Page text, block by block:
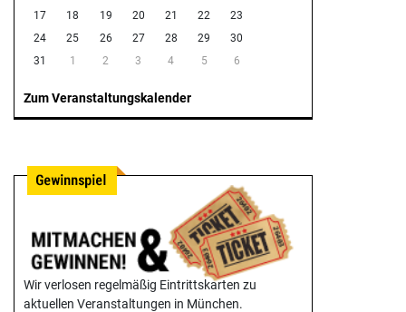
17
18 19 20 21 22
23
24
25 26 27 28 29
30
31
1 2 3 4 5 6
Zum Veranstaltungskalender
Wir verlosen regelmäßig Eintrittskarten zu
aktuellen Veranstaltungen in München.